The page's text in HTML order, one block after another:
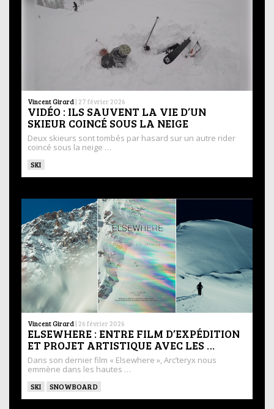
Vincent Girard | 27 février 2026
VIDÉO : ILS SAUVENT LA VIE D’UN
SKIEUR COINCÉ SOUS LA NEIGE
Deux skieurs sont tombés par hasard sur un autre rider
coincé sous la neige …
SKI
Vincent Girard | 26 février 2026
ELSEWHERE : ENTRE FILM D’EXPÉDITION
ET PROJET ARTISTIQUE AVEC LES …
Dans son dernier film « Elsewhere », Arc’teryx nous
emmène dans les hautes …
SKI SNOWBOARD